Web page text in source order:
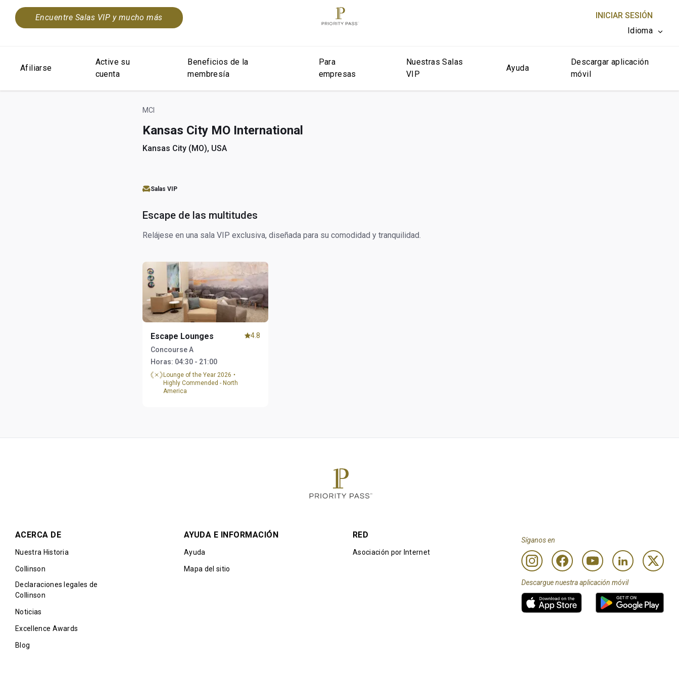
Encuentre Salas VIP y mucho más
INICIAR SESIÓN
Idioma
CERRAR X
Afiliarse
Active su
cuenta
Beneficios de la
membresía
Para
empresas
Nuestras Salas
VIP
Ayuda
Descargar aplicación
móvil
MCI
Kansas City MO International
Kansas City (MO), USA
Salas VIP
Escape de las multitudes
Relájese en una sala VIP exclusiva, diseñada para su comodidad y tranquilidad.
Escape Lounges
Concourse A
Horas: 04:30 - 21:00
Lounge of the Year 2026・
Highly Commended - North
America
4.8
ACERCA DE
Nuestra Historia
Collinson
Declaraciones legales de
Collinson
Noticias
Excellence Awards
Blog
AYUDA E INFORMACIÓN
Ayuda
Mapa del sitio
RED
Asociación por Internet
Síganos en
Descargue nuestra aplicación móvil